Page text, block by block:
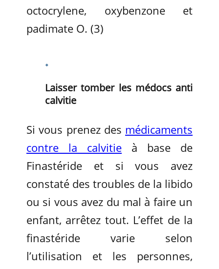
octocrylene, oxybenzone et
padimate O. (3)
Laisser tomber les médocs anti
calvitie
Si vous prenez des médicaments
contre la calvitie à base de
Finastéride et si vous avez
constaté des troubles de la libido
ou si vous avez du mal à faire un
enfant, arrêtez tout. L’effet de la
finastéride varie selon
l’utilisation et les personnes,